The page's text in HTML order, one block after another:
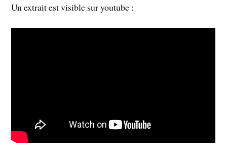
Un extrait est visible sur youtube :